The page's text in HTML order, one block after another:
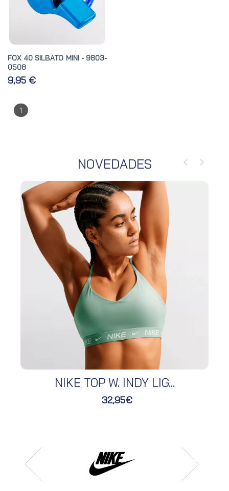
FOX 40 SILBATO MINI - 9803-
0508
9,95 €
1
NOVEDADES
NIKE TOP W. INDY LIG...
32,95€